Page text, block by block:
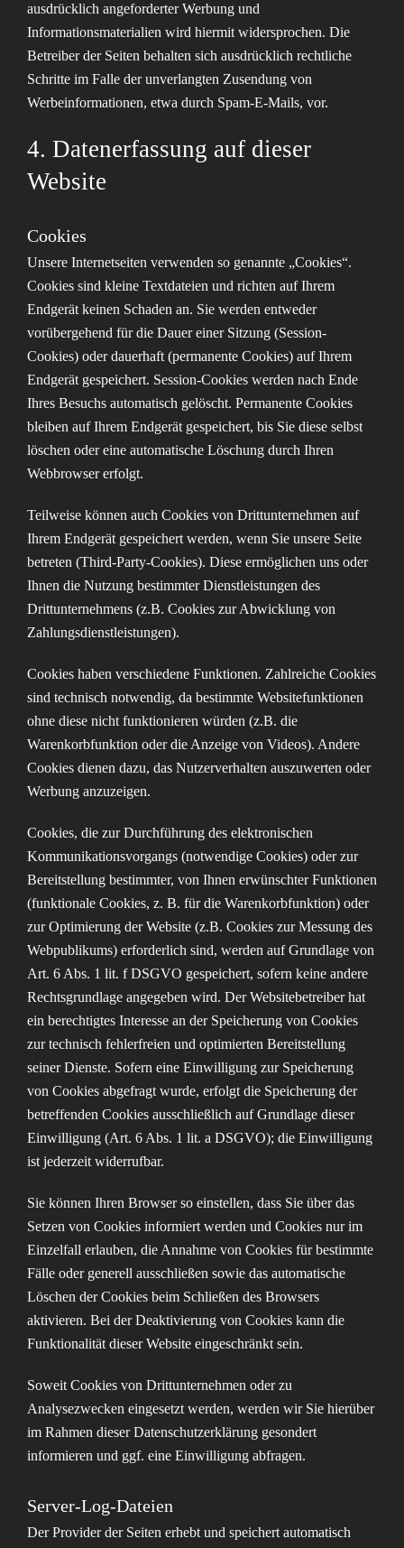
ausdrücklich angeforderter Werbung und
Informationsmaterialien wird hiermit widersprochen. Die
Betreiber der Seiten behalten sich ausdrücklich rechtliche
Schritte im Falle der unverlangten Zusendung von
Werbeinformationen, etwa durch Spam-E-Mails, vor.
4. Datenerfassung auf dieser
Website
Cookies
Unsere Internetseiten verwenden so genannte „Cookies“.
Cookies sind kleine Textdateien und richten auf Ihrem
Endgerät keinen Schaden an. Sie werden entweder
vorübergehend für die Dauer einer Sitzung (Session-
Cookies) oder dauerhaft (permanente Cookies) auf Ihrem
Endgerät gespeichert. Session-Cookies werden nach Ende
Ihres Besuchs automatisch gelöscht. Permanente Cookies
bleiben auf Ihrem Endgerät gespeichert, bis Sie diese selbst
löschen oder eine automatische Löschung durch Ihren
Webbrowser erfolgt.
Teilweise können auch Cookies von Drittunternehmen auf
Ihrem Endgerät gespeichert werden, wenn Sie unsere Seite
betreten (Third-Party-Cookies). Diese ermöglichen uns oder
Ihnen die Nutzung bestimmter Dienstleistungen des
Drittunternehmens (z.B. Cookies zur Abwicklung von
Zahlungsdienstleistungen).
Cookies haben verschiedene Funktionen. Zahlreiche Cookies
sind technisch notwendig, da bestimmte Websitefunktionen
ohne diese nicht funktionieren würden (z.B. die
Warenkorbfunktion oder die Anzeige von Videos). Andere
Cookies dienen dazu, das Nutzerverhalten auszuwerten oder
Werbung anzuzeigen.
Cookies, die zur Durchführung des elektronischen
Kommunikationsvorgangs (notwendige Cookies) oder zur
Bereitstellung bestimmter, von Ihnen erwünschter Funktionen
(funktionale Cookies, z. B. für die Warenkorbfunktion) oder
zur Optimierung der Website (z.B. Cookies zur Messung des
Webpublikums) erforderlich sind, werden auf Grundlage von
Art. 6 Abs. 1 lit. f DSGVO gespeichert, sofern keine andere
Rechtsgrundlage angegeben wird. Der Websitebetreiber hat
ein berechtigtes Interesse an der Speicherung von Cookies
zur technisch fehlerfreien und optimierten Bereitstellung
seiner Dienste. Sofern eine Einwilligung zur Speicherung
von Cookies abgefragt wurde, erfolgt die Speicherung der
betreffenden Cookies ausschließlich auf Grundlage dieser
Einwilligung (Art. 6 Abs. 1 lit. a DSGVO); die Einwilligung
ist jederzeit widerrufbar.
Sie können Ihren Browser so einstellen, dass Sie über das
Setzen von Cookies informiert werden und Cookies nur im
Einzelfall erlauben, die Annahme von Cookies für bestimmte
Fälle oder generell ausschließen sowie das automatische
Löschen der Cookies beim Schließen des Browsers
aktivieren. Bei der Deaktivierung von Cookies kann die
Funktionalität dieser Website eingeschränkt sein.
Soweit Cookies von Drittunternehmen oder zu
Analysezwecken eingesetzt werden, werden wir Sie hierüber
im Rahmen dieser Datenschutzerklärung gesondert
informieren und ggf. eine Einwilligung abfragen.
Server-Log-Dateien
Der Provider der Seiten erhebt und speichert automatisch